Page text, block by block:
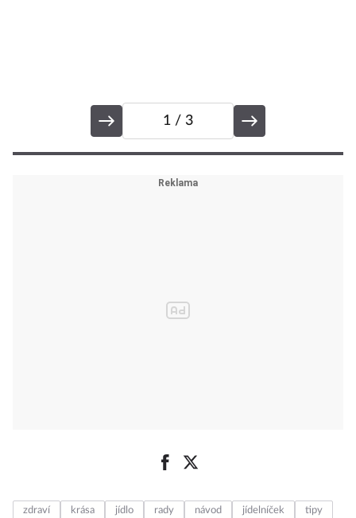
1 / 3
zdraví krása jídlo rady návod jídelníček
tipy